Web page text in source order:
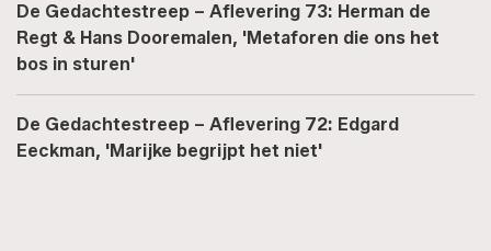
De Gedachtestreep – Aflevering 73: Herman de
Regt & Hans Dooremalen, 'Metaforen die ons het
bos in sturen'
De Gedachtestreep – Aflevering 72: Edgard
Eeckman, 'Marijke begrijpt het niet'